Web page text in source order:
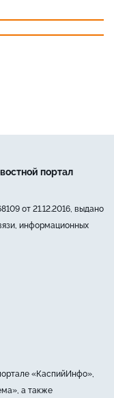
портал
от 21.12.2016, выдано
информационных
«КаспийИнфо»,
а также